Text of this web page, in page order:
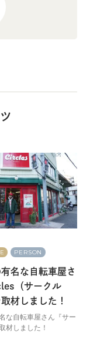
PERSON
名な自転車屋さ
（サークル
材しました！
な自転車屋さん『サー
材しました！